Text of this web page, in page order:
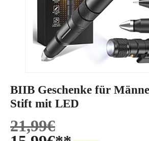
BIIB Geschenke für
Stift mit LED
21,99€